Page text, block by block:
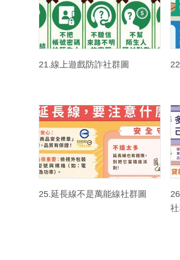
21.線上遊戲防詐社群圖
25.延長線不是萬能線社群圖